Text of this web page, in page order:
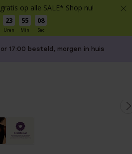
op alle SALE* Shop nu!
23
Uren
55
Min
07
Sec
17:00 besteld, morgen in huis